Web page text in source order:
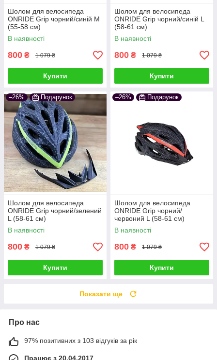
Шолом для велосипеда
ONRIDE Grip чорний/синій M
(55-58 см)
В наявності
800 ₴ 1 079 ₴
Купити
Шолом для велосипеда
ONRIDE Grip чорний/синій L
(58-61 см)
В наявності
800 ₴ 1 079 ₴
Купити
–26% Подарунок
Шолом для велосипеда
ONRIDE Grip чорний/зелений
L (58-61 см)
В наявності
800 ₴ 1 079 ₴
Купити
–26% Подарунок
Шолом для велосипеда
ONRIDE Grip чорний/
червоний L (58-61 см)
В наявності
800 ₴ 1 079 ₴
Купити
Показати ще
Про нас
97% позитивних з 103 відгуків за рік
Працює з 20.04.2017